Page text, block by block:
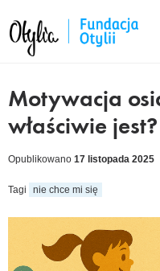
Motywacja
właściwie jest?
Opublikowano 17 listopada 2025
Tagi nie chce mi się